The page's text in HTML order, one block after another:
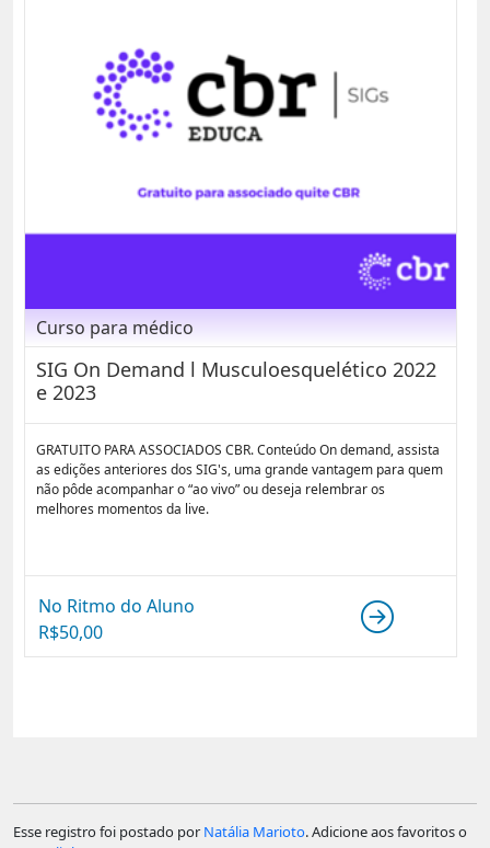
Curso para médico
SIG On Demand l Musculoesquelético 2022
e 2023
GRATUITO PARA ASSOCIADOS CBR. Conteúdo On demand, assista
as edições anteriores dos SIG's, uma grande vantagem para quem
não pôde acompanhar o “ao vivo” ou deseja relembrar os
melhores momentos da live.
No Ritmo do Aluno
R$50,00
Esse registro foi postado por Natália Marioto. Adicione aos favoritos o